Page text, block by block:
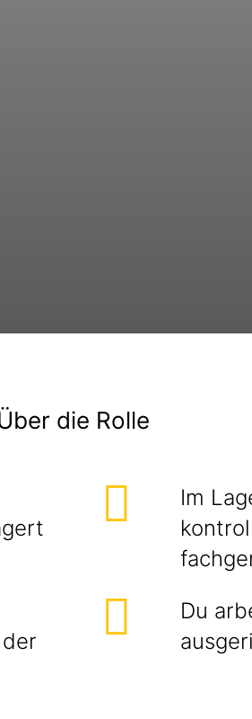
die Rolle
Im
Du